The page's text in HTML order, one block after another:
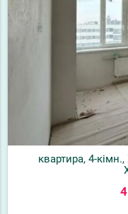
квартира, 4-